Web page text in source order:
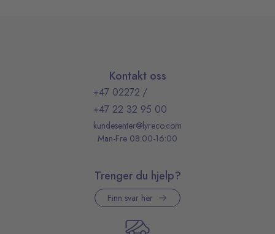
Kontakt oss
+47 02272 /
+47 22 32 95 00
kundesenter@lyreco.com
Man-Fre 08:00-16:00
Trenger du hjelp?
Finn svar her